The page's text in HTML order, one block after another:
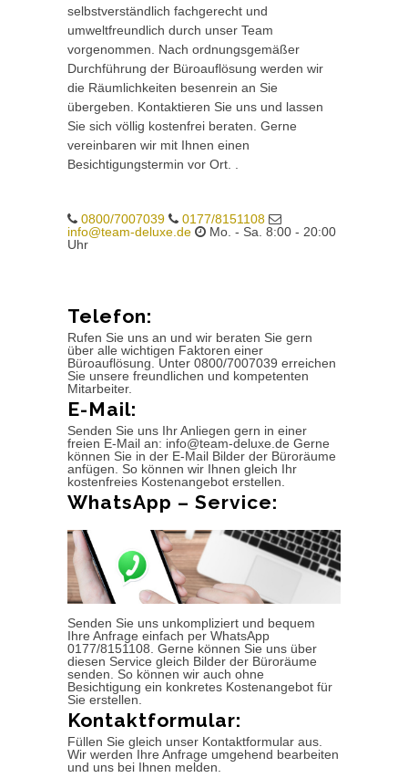
selbstverständlich fachgerecht und
umweltfreundlich durch unser Team
vorgenommen. Nach ordnungsgemäßer
Durchführung der Büroauflösung werden wir
die Räumlichkeiten besenrein an Sie
übergeben. Kontaktieren Sie uns und lassen
Sie sich völlig kostenfrei beraten. Gerne
vereinbaren wir mit Ihnen einen
Besichtigungstermin vor Ort. .
0800/7007039
0177/8151108
info@team-deluxe.de
Mo. - Sa. 8:00 - 20:00
Uhr
Telefon:
Rufen Sie uns an und wir beraten Sie gern
über alle wichtigen Faktoren einer
Büroauflösung. Unter 0800/7007039 erreichen
Sie unsere freundlichen und kompetenten
Mitarbeiter.
E-Mail:
Senden Sie uns Ihr Anliegen gern in einer
freien E-Mail an: info@team-deluxe.de Gerne
können Sie in der E-Mail Bilder der Büroräume
anfügen. So können wir Ihnen gleich Ihr
kostenfreies Kostenangebot erstellen.
WhatsApp – Service:
Senden Sie uns unkompliziert und bequem
Ihre Anfrage einfach per WhatsApp
0177/8151108. Gerne können Sie uns über
diesen Service gleich Bilder der Büroräume
senden. So können wir auch ohne
Besichtigung ein konkretes Kostenangebot für
Sie erstellen.
Kontaktformular:
Füllen Sie gleich unser Kontaktformular aus.
Wir werden Ihre Anfrage umgehend bearbeiten
und uns bei Ihnen melden.